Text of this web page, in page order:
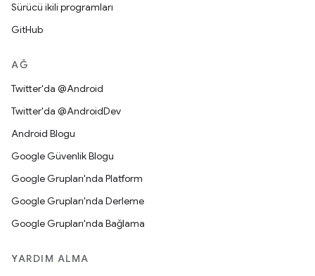
Sürücü ikili programları
GitHub
AĞ
Twitter'da @Android
Twitter'da @AndroidDev
Android Blogu
Google Güvenlik Blogu
Google Grupları'nda Platform
Google Grupları'nda Derleme
Google Grupları'nda Bağlama
YARDIM ALMA